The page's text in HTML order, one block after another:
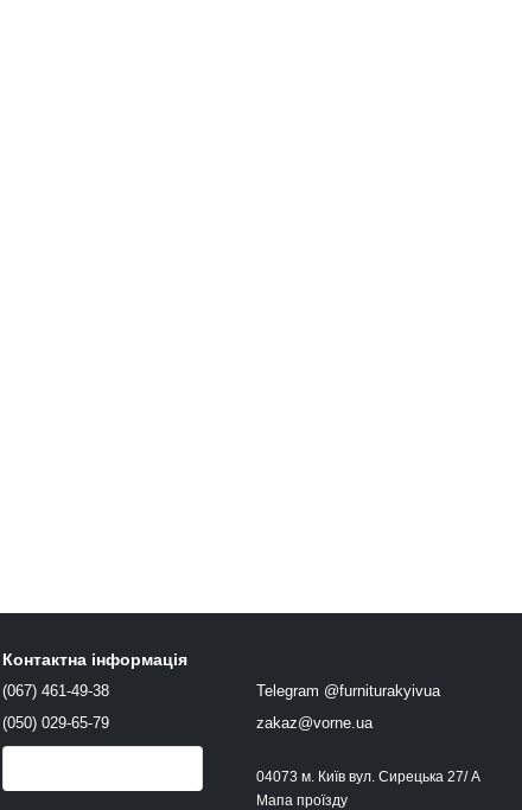
Контактна інформація
(067) 461-49-38
(050) 029-65-79
Telegram @furniturakyivua
zakaz@vorne.ua
04073 м. Київ вул. Сирецька 27/ А
Мапа проїзду